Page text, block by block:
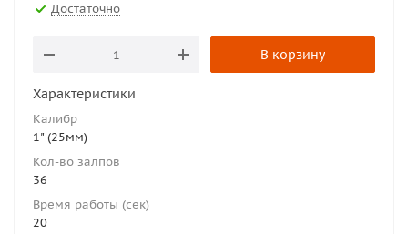
Достаточно
В корзину
Характеристики
Калибр
1" (25мм)
Кол-во залпов
36
Время работы (сек)
20